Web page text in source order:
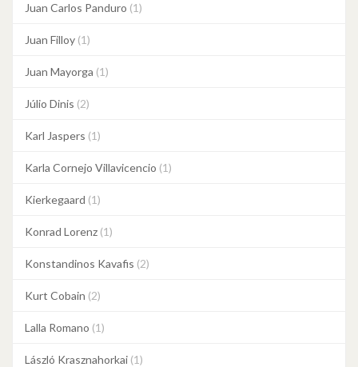
Juan Carlos Panduro (1)
Juan Filloy (1)
Juan Mayorga (1)
Júlio Dinis (2)
Karl Jaspers (1)
Karla Cornejo Villavicencio (1)
Kierkegaard (1)
Konrad Lorenz (1)
Konstandinos Kavafis (2)
Kurt Cobain (2)
Lalla Romano (1)
László Krasznahorkai (1)